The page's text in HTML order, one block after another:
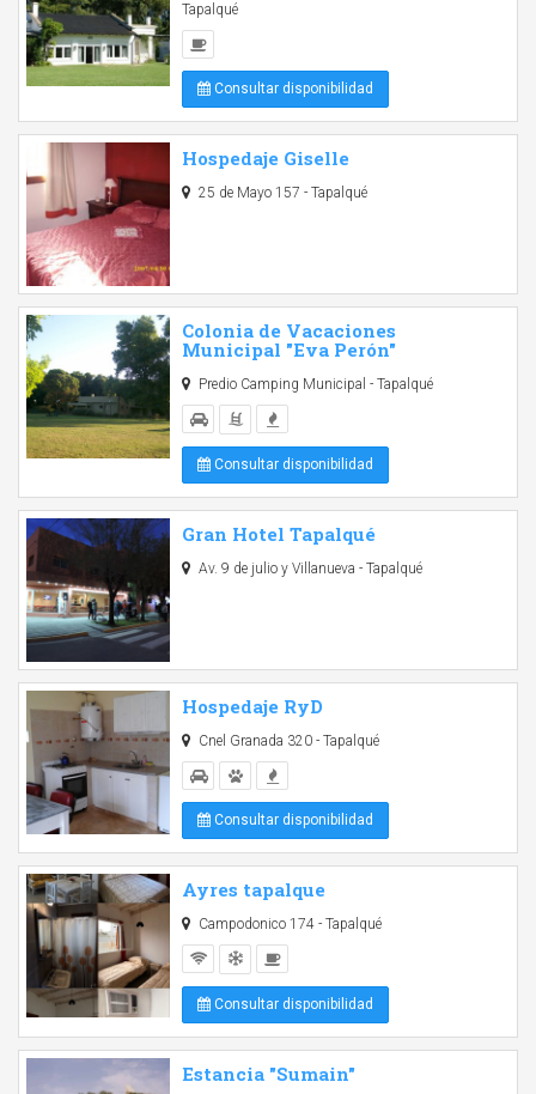
Tapalqué
Consultar disponibilidad
Hospedaje Giselle
25 de Mayo 157 - Tapalqué
Colonia de Vacaciones
Municipal "Eva Perón"
Predio Camping Municipal - Tapalqué
Consultar disponibilidad
Gran Hotel Tapalqué
Av. 9 de julio y Villanueva - Tapalqué
Hospedaje RyD
Cnel Granada 320 - Tapalqué
Consultar disponibilidad
Ayres tapalque
Campodonico 174 - Tapalqué
Consultar disponibilidad
Estancia "Sumain"